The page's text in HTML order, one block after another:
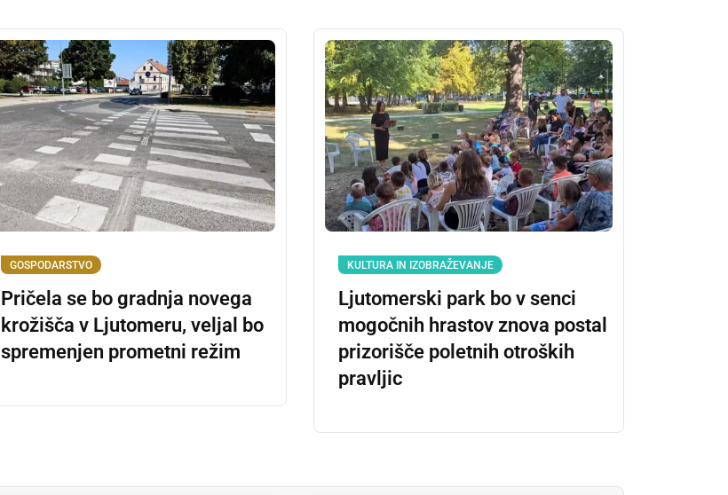
GOSPODARSTVO
Pričela se bo gradnja novega
krožišča v Ljutomeru, veljal bo
spremenjen prometni režim
KULTURA IN IZOBRAŽEVANJE
Ljutomerski park bo v senci
mogočnih hrastov znova postal
prizorišče poletnih otroških
pravljic